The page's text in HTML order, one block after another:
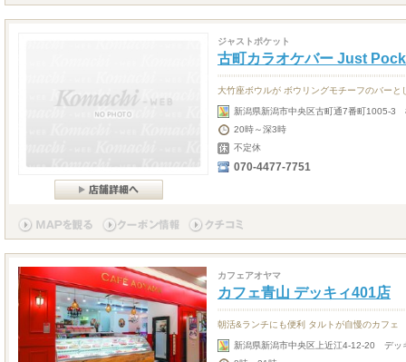
ジャストポケット
古町カラオケバー Just
大竹座ボウルが ボウリングモチーフのバーと
新潟県新潟市中央区古町通7番町1005-3
20時～深3時
不定休
070-4477-7751
カフェアオヤマ
カフェ青山 デッキィ401店
朝活&ランチにも便利 タルトが自慢のカフェ
新潟県新潟市中央区上近江4-12-20 デッ